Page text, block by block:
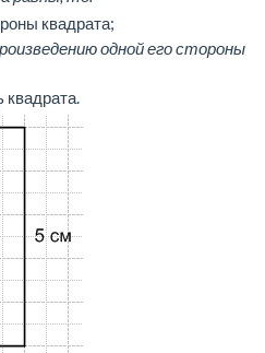
квадрата;
одной его стороны
квадрата.